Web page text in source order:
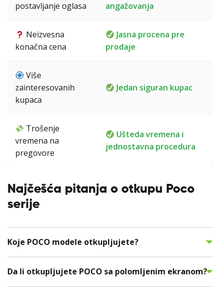
postavljanje oglasa
angažovanja
Neizvesna
konačna cena
Jasna procena pre
prodaje
Više
zainteresovanih
kupaca
Jedan siguran kupac
Trošenje
vremena na
pregovore
Ušteda vremena i
jednostavna procedura
Najčešća pitanja o otkupu Poco
serije
Koje POCO modele otkupljujete?
Da li otkupljujete POCO sa polomljenim ekranom?